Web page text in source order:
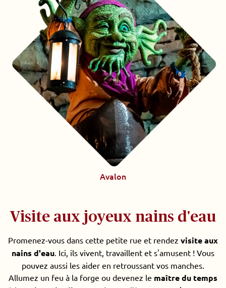
Avalon
Visite aux joyeux nains d'eau
Promenez-vous dans cette petite rue et rendez visite aux
nains d'eau . Ici, ils vivent, travaillent et s'amusent ! Vous
pouvez aussi les aider en retroussant vos manches.
Allumez un feu à la forge ou devenez le maître du temps